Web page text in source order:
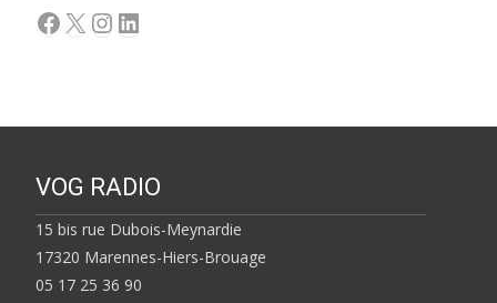
Facebook
X Instagram
LinkedIn
VOG RADIO
15 bis rue Dubois-Meynardie
17320 Marennes-Hiers-Brouage
05 17 25 36 90